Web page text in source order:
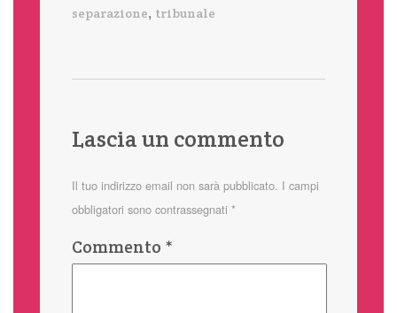
separazione, tribunale
Lascia un commento
Il tuo indirizzo email non sarà pubblicato. I campi
obbligatori sono contrassegnati *
Commento *